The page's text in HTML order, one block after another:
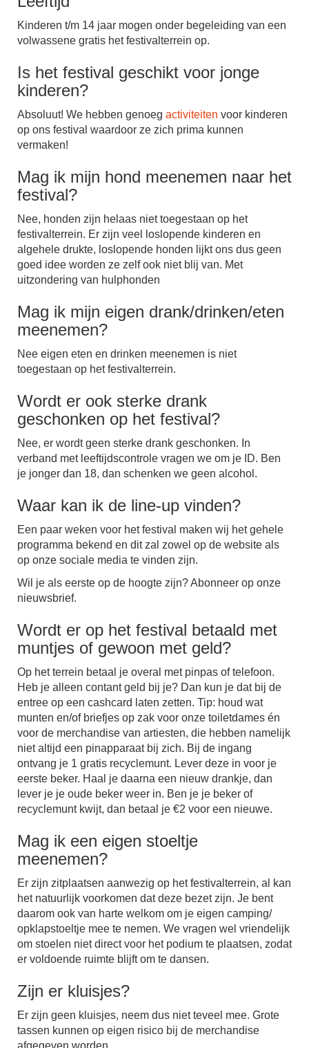
Kinderen t/m 14 jaar mogen onder begeleiding van een
volwassene gratis het festivalterrein op.
Is het festival geschikt voor jonge
kinderen?
Absoluut! We hebben genoeg activiteiten voor kinderen
op ons festival waardoor ze zich prima kunnen
vermaken!
Mag ik mijn hond meenemen naar het
festival?
Nee, honden zijn helaas niet toegestaan op het
festivalterrein. Er zijn veel loslopende kinderen en
algehele drukte, loslopende honden lijkt ons dus geen
goed idee worden ze zelf ook niet blij van. Met
uitzondering van hulphonden
Mag ik mijn eigen drank/drinken/eten
meenemen?
Nee eigen eten en drinken meenemen is niet
toegestaan op het festivalterrein.
Wordt er ook sterke drank
geschonken op het festival?
Nee, er wordt geen sterke drank geschonken. In
verband met leeftijdscontrole vragen we om je ID. Ben
je jonger dan 18, dan schenken we geen alcohol.
Waar kan ik de line-up vinden?
Een paar weken voor het festival maken wij het gehele
programma bekend en dit zal zowel op de website als
op onze sociale media te vinden zijn.
Wil je als eerste op de hoogte zijn? Abonneer op onze
nieuwsbrief.
Wordt er op het festival betaald met
muntjes of gewoon met geld?
Op het terrein betaal je overal met pinpas of telefoon.
Heb je alleen contant geld bij je? Dan kun je dat bij de
entree op een cashcard laten zetten. Tip: houd wat
munten en/of briefjes op zak voor onze toiletdames én
voor de merchandise van artiesten, die hebben namelijk
niet altijd een pinapparaat bij zich. Bij de ingang
ontvang je 1 gratis recyclemunt. Lever deze in voor je
eerste beker. Haal je daarna een nieuw drankje, dan
lever je je oude beker weer in. Ben je je beker of
recyclemunt kwijt, dan betaal je €2 voor een nieuwe.
Mag ik een eigen stoeltje
meenemen?
Er zijn zitplaatsen aanwezig op het festivalterrein, al kan
het natuurlijk voorkomen dat deze bezet zijn. Je bent
daarom ook van harte welkom om je eigen camping/
opklapstoeltje mee te nemen. We vragen wel vriendelijk
om stoelen niet direct voor het podium te plaatsen, zodat
er voldoende ruimte blijft om te dansen.
Zijn er kluisjes?
Er zijn geen kluisjes, neem dus niet teveel mee. Grote
tassen kunnen op eigen risico bij de merchandise
afgegeven worden.